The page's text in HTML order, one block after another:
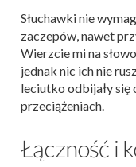
Słuchawki nie
zaczepów, nawet
Wierzcie mi na
jednak nic ich nie
leciutko odbijały się
przeciążeniach.
Łączność i